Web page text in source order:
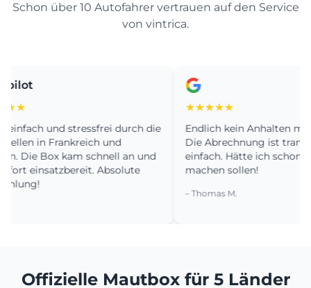
Schon über 10 Autofahrer vertrauen auf den Service
von vintrica.
und stressfrei durch die
in Frankreich und
Box kam schnell an und
Absolute
★★★★★
Endlich kein Anhalten mehr in
Die Abrechnung ist
einfach. Hätte ich schon viel
machen sollen!
– Thomas M.
Offizielle Mautbox für 5 Länder